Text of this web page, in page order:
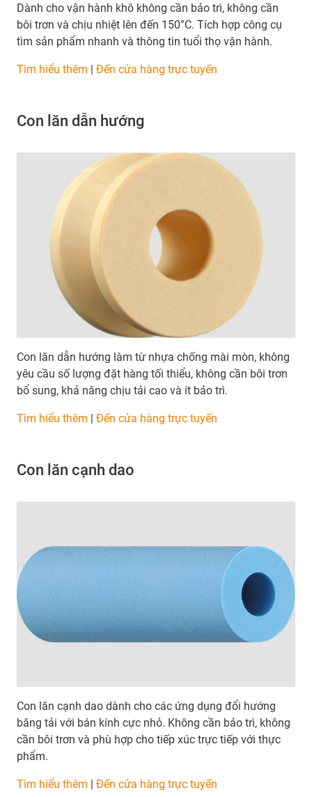
Dành cho vận hành khô không cần bảo trì, không cần
bôi trơn và chịu nhiệt lên đến 150°C. Tích hợp công cụ
tìm sản phẩm nhanh và thông tin tuổi thọ vận hành.
Tìm hiểu thêm | Đến cửa hàng trực tuyến
Con lăn dẫn hướng
Con lăn dẫn hướng làm từ nhựa chống mài mòn, không
yêu cầu số lượng đặt hàng tối thiểu, không cần bôi trơn
bổ sung, khả năng chịu tải cao và ít bảo trì.
Tìm hiểu thêm | Đến cửa hàng trực tuyến
Con lăn cạnh dao
Con lăn cạnh dao dành cho các ứng dụng đổi hướng
băng tải với bán kính cực nhỏ. Không cần bảo trì, không
cần bôi trơn và phù hợp cho tiếp xúc trực tiếp với thực
phẩm.
Tìm hiểu thêm Đến cửa hàng trực tuyến